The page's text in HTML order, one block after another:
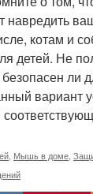
навредить
котам и
детей. Не
ли
вариант
Мышь в доме